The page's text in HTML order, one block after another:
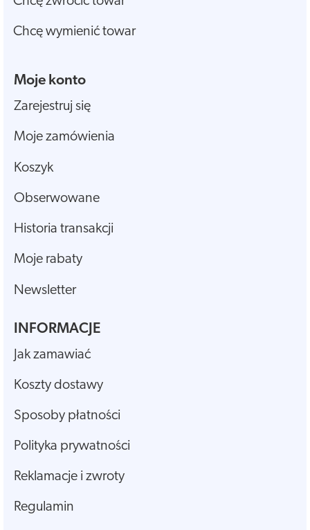
Chcę wymienić towar
Moje konto
Zarejestruj się
Moje zamówienia
Koszyk
Obserwowane
Historia transakcji
Moje rabaty
Newsletter
INFORMACJE
Jak zamawiać
Koszty dostawy
Sposoby płatności
Polityka prywatności
Reklamacje i zwroty
Regulamin